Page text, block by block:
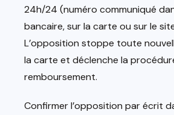
24h/24 (numéro communiqué
bancaire, sur la carte ou sur le
L’opposition stoppe toute
la carte et déclenche la
remboursement.
Confirmer l’opposition par écrit